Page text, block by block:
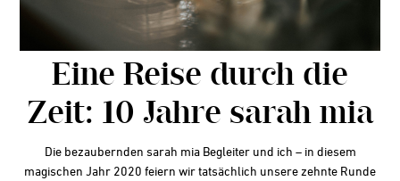
Eine Reise durch die
Zeit: 10 Jahre sarah mia
Die bezaubernden sarah mia Begleiter und ich – in diesem
magischen Jahr 2020 feiern wir tatsächlich unsere zehnte Runde